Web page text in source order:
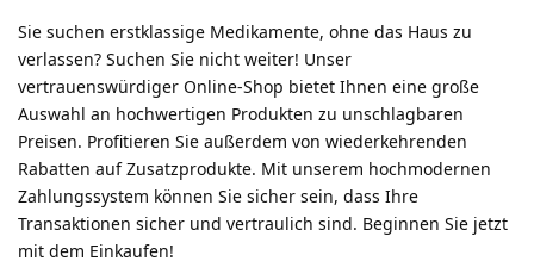
Sie suchen erstklassige Medikamente, ohne das Haus zu
verlassen? Suchen Sie nicht weiter! Unser
vertrauenswürdiger Online-Shop bietet Ihnen eine große
Auswahl an hochwertigen Produkten zu unschlagbaren
Preisen. Profitieren Sie außerdem von wiederkehrenden
Rabatten auf Zusatzprodukte. Mit unserem hochmodernen
Zahlungssystem können Sie sicher sein, dass Ihre
Transaktionen sicher und vertraulich sind. Beginnen Sie jetzt
mit dem Einkaufen!